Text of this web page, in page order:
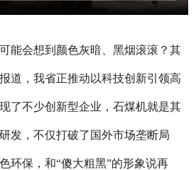
会想到颜色灰暗、黑烟滚滚？其
道，我省正推动以科技创新引领高
了不少创新型企业，石煤机就是其
发，不仅打破了国外市场垄断局
环保，和“傻大粗黑”的形象说再